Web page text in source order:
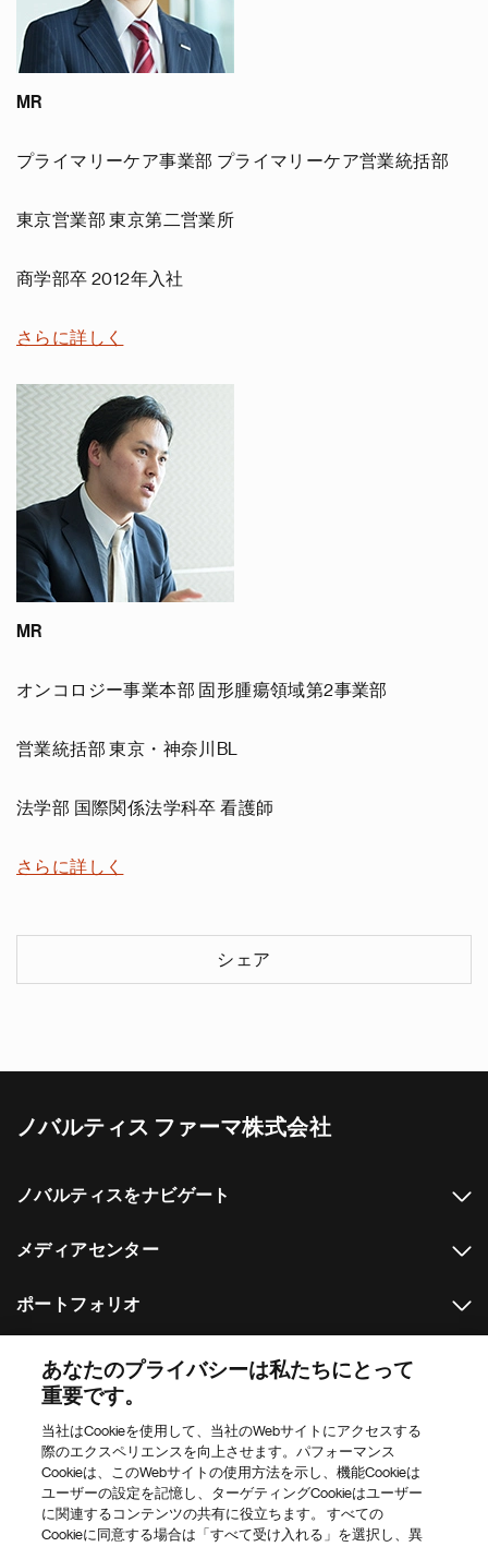
MR
プライマリーケア事業部 プライマリーケア営業統括部
東京営業部 東京第二営業所
商学部卒 2012年入社
さらに詳しく
MR
オンコロジー事業本部 固形腫瘍領域第2事業部
営業統括部 東京・神奈川BL
法学部 国際関係法学科卒 看護師
さらに詳しく
シェア
ノバルティス ファーマ株式会社
ノバルティスをナビゲート
メディアセンター
ポートフォリオ
その他のノバルティスのウェブサイト
Footer Site Search
あなたのプライバシーは私たちにとって
重要です。
当社はCookieを使用して、当社のWebサイトにアクセスする
際のエクスペリエンスを向上させます。パフォーマンス
Cookieは、このWebサイトの使用方法を示し、機能Cookieは
ユーザーの設定を記憶し、ターゲティングCookieはユーザー
に関連するコンテンツの共有に役立ちます。 すべての
Cookieに同意する場合は「すべて受け入れる」を選択し、異